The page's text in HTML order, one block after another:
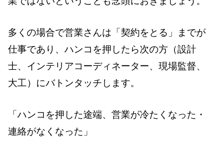
多くの場合で営業さんは「契約をとる」までが
仕事であり、ハンコを押したら次の方（設計
士、インテリアコーディネーター、現場監督、
大工）にバトンタッチします。
「ハンコを押した途端、営業が冷たくなった・
連絡がなくなった」